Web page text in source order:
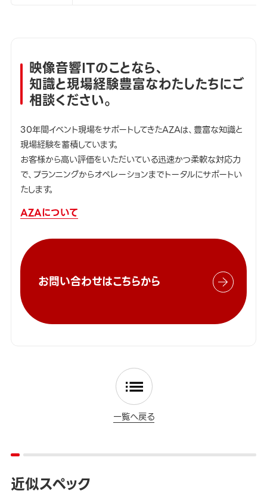
映像音響ITのことなら、
知識と現場経験豊富なわたしたちにご
相談ください。
30年間イベント現場をサポートしてきたAZAは、豊富な知識と
現場経験を蓄積しています。
お客様から高い評価をいただいている迅速かつ柔軟な対応力
で、プランニングからオペレーションまでトータルにサポートい
たします。
AZAについて
お問い合わせはこちらから
一覧へ戻る
近似スペック